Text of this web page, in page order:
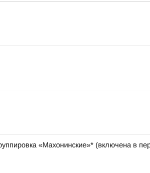
«Махонинские»* (включена в